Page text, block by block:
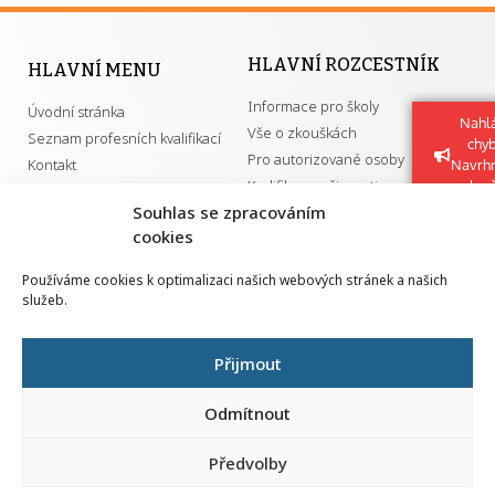
Souhlas se zpracováním
cookies
Používáme cookies k optimalizaci našich webových stránek a našich
služeb.
Přijmout
Odmítnout
Předvolby
HLAVNÍ MENU
Úvodní stránka
Seznam profesních kvalifikací
Kontakt
HLAVNÍ ROZCESTNÍK
Informace pro školy
Vše o zkouškách
Pro autorizované osoby
Kvalifikace a živnosti
GDPR
Národní pedagogický institut ČR
Senovážné náměstí 25
110 00 Praha 1